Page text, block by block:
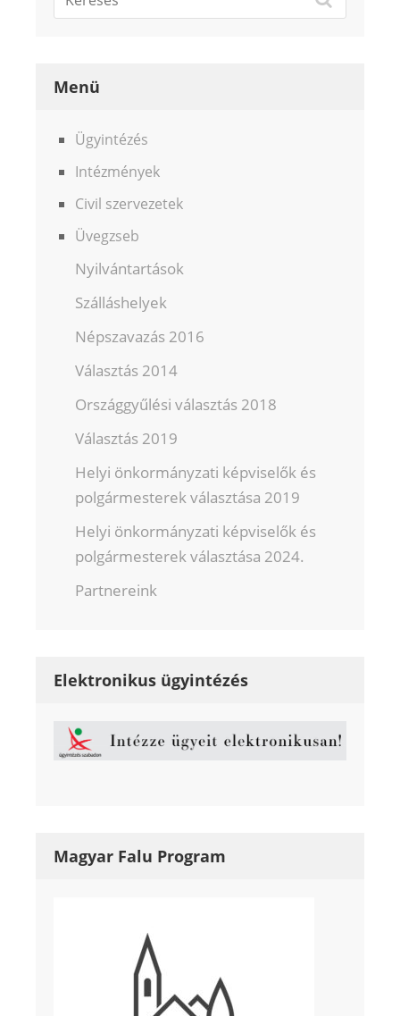
Menü
Ügyintézés
Intézmények
Civil szervezetek
Üvegzseb
Nyilvántartások
Szálláshelyek
Népszavazás 2016
Választás 2014
Országgyűlési választás 2018
Választás 2019
Helyi önkormányzati képviselők és
polgármesterek választása 2019
Helyi önkormányzati képviselők és
polgármesterek választása 2024.
Partnereink
Elektronikus ügyintézés
Magyar Falu Program